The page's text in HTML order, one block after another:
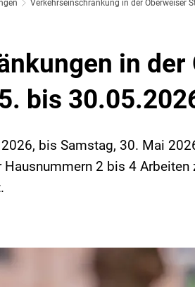
Verkehrseinschränkung in der Oberweiser
in der
bis
bis Samstag, 30. Mai
2 bis 4 Arbeiten